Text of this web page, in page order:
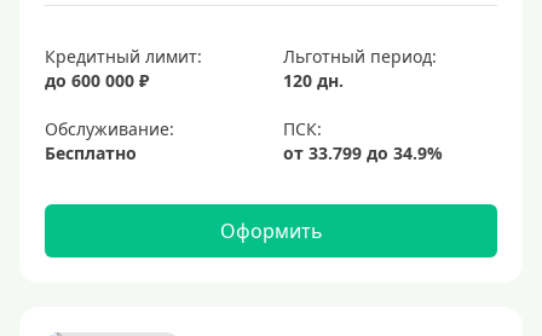
Кредитный лимит:
до 600 000 ₽
Льготный период:
120 дн.
Обслуживание:
Бесплатно
Оформить